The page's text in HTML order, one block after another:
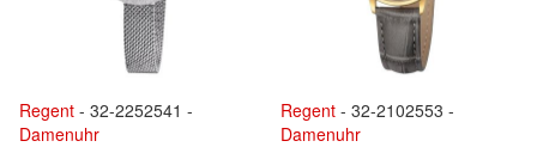
Regent - 32-2252541 -
Damenuhr
Regent - 32-2102553 -
Damenuhr